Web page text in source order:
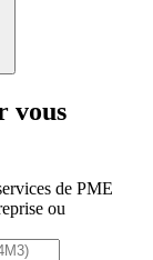
vous
de PME
ou